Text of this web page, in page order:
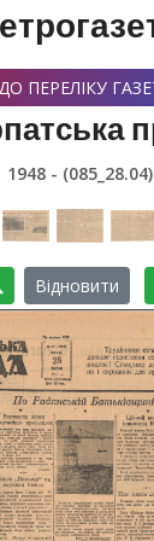
ДО ПЕРЕЛІКУ
1948 - (085_28.04)
Відновити